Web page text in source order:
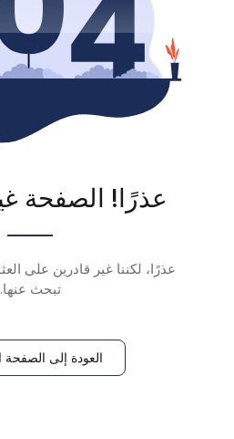
عذرًا! الصفحة
عذرًا، لكننا غير قادرين على
تبحث عنها.
العودة إلى الصفحة